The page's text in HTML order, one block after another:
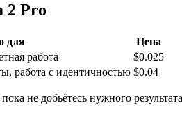
2 Pro
для
Цена
работа
$0.025
работа с идентичностью $0.04
не добьётесь нужного